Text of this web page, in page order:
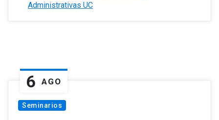
Administrativas UC
6 AGO
Seminarios